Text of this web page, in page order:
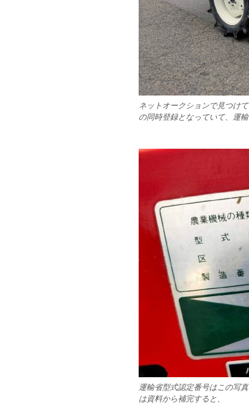
ネットオークションで見つけ
の同時登録となっていて、運
運輸省型式認定番号はこの写
は資料から補完すると、